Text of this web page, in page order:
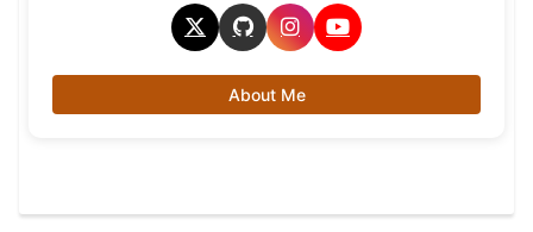
About Me